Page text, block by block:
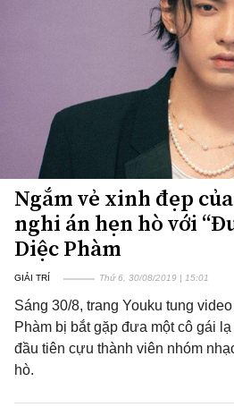
Ngắm vẻ xinh đẹp
nghi án hẹn hò với
Diệc Phàm
GIẢI TRÍ Thứ 6, 30/08/2019 | 15:01
Sáng 30/8, trang Youku tung
Phàm bị bắt gặp đưa một cô gái
đầu tiên cựu thành viên nhóm
hò.